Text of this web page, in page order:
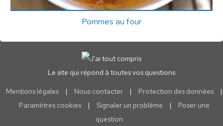
Pommes au four
Le site qui répond à toutes vos questions
Mentions légales | Nous contacter | Protection des données
|
Paramètres cookies
| Signaler un problème |
Poser une
question